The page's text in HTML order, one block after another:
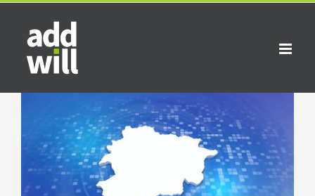
Saltar
contenido
grande